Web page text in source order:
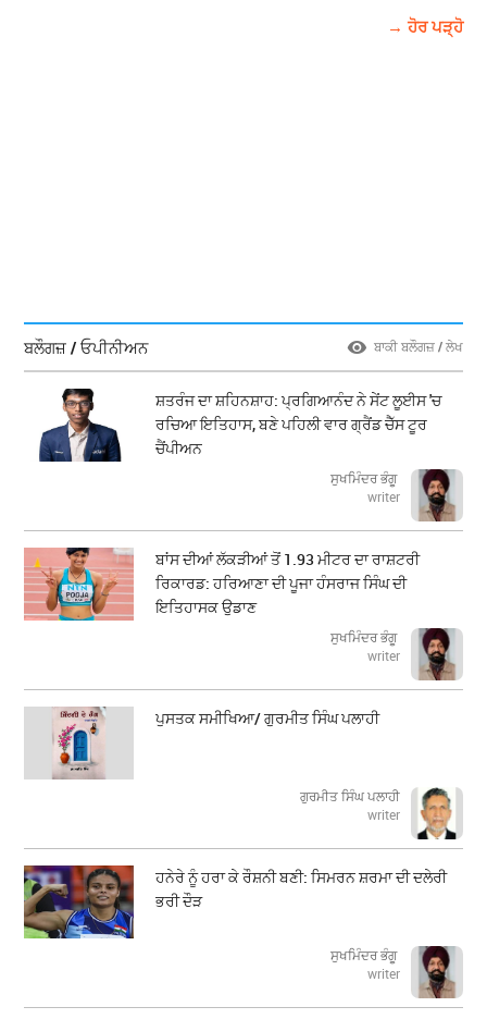
→ ਹੋਰ ਪੜ੍ਹੋ
ਬਲੌਗਜ਼ / ਓਪੀਨੀਅਨ ਬਾਕੀ ਬਲੌਗਜ਼ / ਲੇਖ
ਸ਼ਤਰੰਜ ਦਾ ਸ਼ਹਿਨਸ਼ਾਹ: ਪ੍ਰਗਿਆਨੰਦ ਨੇ ਸੇਂਟ ਲੂਈਸ 'ਚ
ਰਚਿਆ ਇਤਿਹਾਸ, ਬਣੇ ਪਹਿਲੀ ਵਾਰ ਗ੍ਰੈਂਡ ਚੈੱਸ ਟੂਰ
ਚੈਂਪੀਅਨ
ਸੁਖਮਿੰਦਰ ਭੰਗੂ
writer
ਬਾਂਸ ਦੀਆਂ ਲੱਕੜੀਆਂ ਤੋਂ 1.93 ਮੀਟਰ ਦਾ ਰਾਸ਼ਟਰੀ
ਰਿਕਾਰਡ: ਹਰਿਆਣਾ ਦੀ ਪੂਜਾ ਹੰਸਰਾਜ ਸਿੰਘ ਦੀ
ਇਤਿਹਾਸਕ ਉਡਾਣ
ਸੁਖਮਿੰਦਰ ਭੰਗੂ
writer
ਪੁਸਤਕ ਸਮੀਖਿਆ/ ਗੁਰਮੀਤ ਸਿੰਘ ਪਲਾਹੀ
ਗੁਰਮੀਤ ਸਿੰਘ ਪਲਾਹੀ
writer
ਹਨੇਰੇ ਨੂੰ ਹਰਾ ਕੇ ਰੌਸ਼ਨੀ ਬਣੀ: ਸਿਮਰਨ ਸ਼ਰਮਾ ਦੀ ਦਲੇਰੀ
ਭਰੀ ਦੌੜ
ਸੁਖਮਿੰਦਰ ਭੰਗੂ
writer